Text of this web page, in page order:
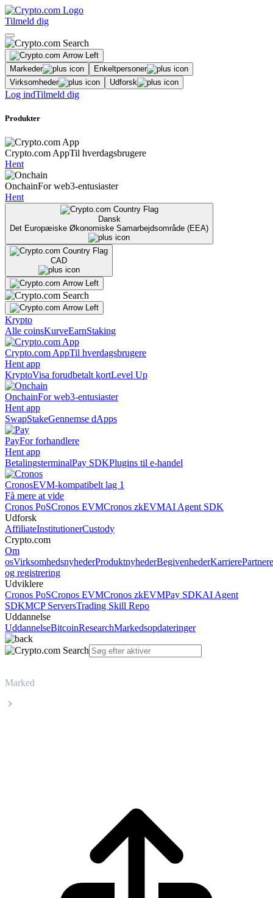
Tilmeld dig
Markeder
Enkeltpersoner
Virksomheder
Udforsk
Log indTilmeld dig
Produkter
Crypto.com AppTil hverdagsbrugere
Hent
OnchainFor web3-entusiaster
Hent
Dansk
Det Europæiske Økonomiske Samarbejdsområde (EEA)
CAD
Krypto
Alle coinsKurveEarnStaking
Crypto.com AppTil hverdagsbrugere
Hent app
KryptoVisa forudbetalt kortLevel Up
OnchainFor web3-entusiaster
Hent app
SwapStakeGennemse dApps
PayFor forhandlere
Hent app
BetalingsterminalPay SDKPlugins til e-handel
CronosEVM-kompatibelt lag 1
Få mere at vide
Cronos PoSCronos EVMCronos zkEVMAI Agent SDK
Udforsk
AffiliateInstitutionerCustody
Crypto.com
Om
osVirksomhedsnyhederProduktnyhederBegivenhederKarrierePartnere
og registrering
Udviklere
Cronos PoSCronos EVMCronos zkEVMPay SDKAI Agent
SDKMCP ServersTrading Skill Repo
Uddannelse
UddannelseBitcoinResearchMarkedsopdateringer
Marked